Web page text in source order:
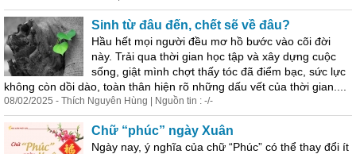
Sinh từ đâu đến, chết sẽ về đâu?
Hầu hết mọi người đều mơ hồ bước vào cõi đời
này. Trải qua thời gian học tập và xây dựng cuộc
sống, giật mình chợt thấy tóc đã điểm bạc, sức lực
không còn dồi dào, toàn thân hiện rõ những dấu vết của thời gian....
08/02/2025 - Thích Nguyên Hùng | Nguồn tin : -/-
Chữ “phúc” ngày Xuân
Ngày nay, ý nghĩa của chữ “Phúc” có thể thay đổi ít